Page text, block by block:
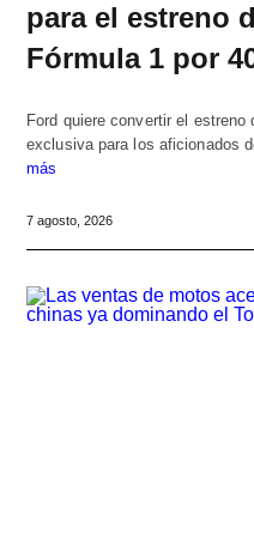
para el estreno
Fórmula 1 por
Ford quiere convertir el
exclusiva para los aficionados
más
7 agosto, 2026